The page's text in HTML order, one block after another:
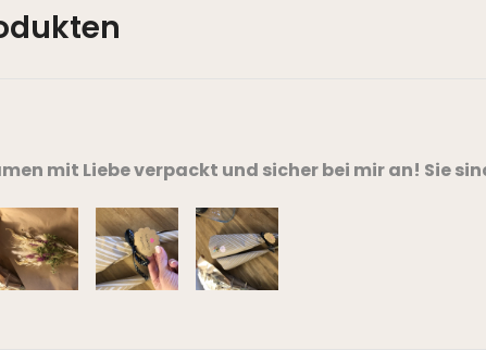
mit Liebe verpackt und sicher bei mir an! Sie